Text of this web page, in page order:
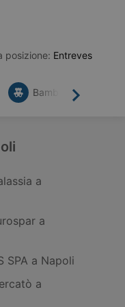
posizione: Entreves
Avanti
Bambini
a
a
SPA a Napoli
a